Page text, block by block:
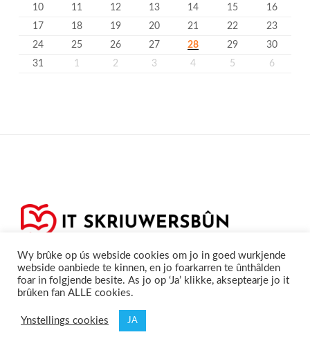
10
11 12 13 14 15
16
17
18 19 20 21 22
23
24
25 26 27 28 29
30
31
1 2 3 4 5 6
Skriuwersboun.nl
Wy brûke op ús webside cookies om jo in goed wurkjende
webside oanbiede te kinnen, en jo foarkarren te ûnthâlden
foar in folgjende besite. As jo op ‘Ja’ klikke, akseptearje jo it
brûken fan ALLE cookies.
Ynstellings cookies JA